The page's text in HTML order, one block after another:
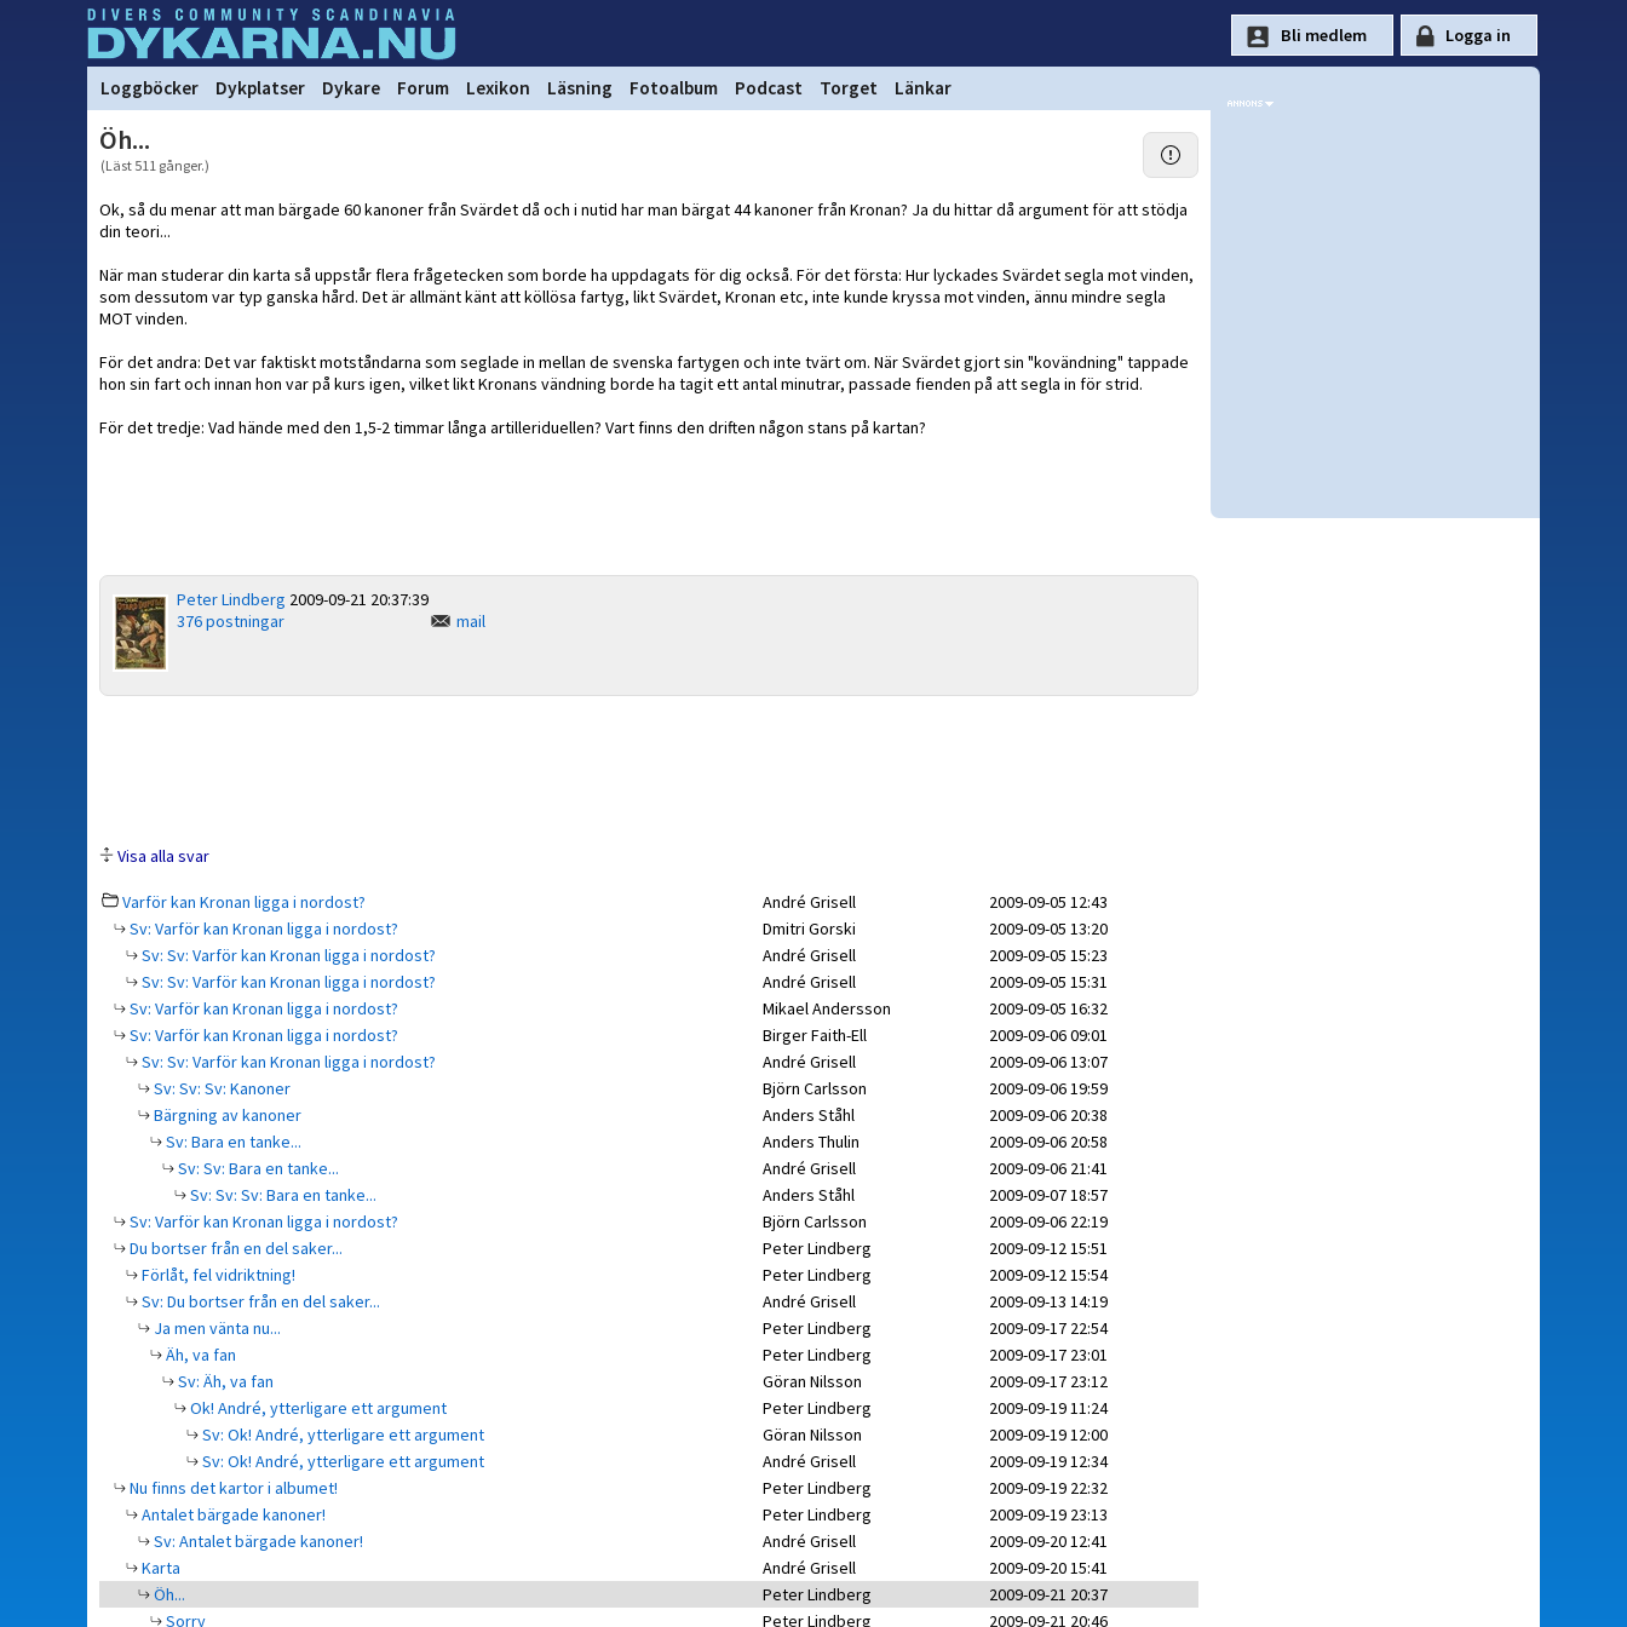
Loggböcker Dykplatser Dykare Forum Lexikon Läsning Fotoalbum Podcast Torget Länkar
Öh...
(Läst 511 gånger.)
Ok, så du menar att man bärgade 60 kanoner från Svärdet då och i nutid har man bärgat 44 kanoner från Kronan? Ja du hittar då argument för att stödja
din teori...
När man studerar din karta så uppstår flera frågetecken som borde ha uppdagats för dig också. För det första: Hur lyckades Svärdet segla mot vinden,
som dessutom var typ ganska hård. Det är allmänt känt att köllösa fartyg, likt Svärdet, Kronan etc, inte kunde kryssa mot vinden, ännu mindre segla
MOT vinden.
För det andra: Det var faktiskt motståndarna som seglade in mellan de svenska fartygen och inte tvärt om. När Svärdet gjort sin "kovändning" tappade
hon sin fart och innan hon var på kurs igen, vilket likt Kronans vändning borde ha tagit ett antal minutrar, passade fienden på att segla in för strid.
För det tredje: Vad hände med den 1,5-2 timmar långa artilleriduellen? Vart finns den driften någon stans på kartan?
Peter Lindberg 2009-09-21 20:37:39
376 postningar
mail
Visa alla svar
Varför kan Kronan ligga i nordost? André Grisell
2009-09-05 12:43
Sv: Varför kan Kronan ligga i nordost?
Dmitri Gorski
2009-09-05 13:20
Sv: Sv: Varför kan Kronan ligga i nordost?
André Grisell
2009-09-05 15:23
Sv: Sv: Varför kan Kronan ligga i nordost?
André Grisell
2009-09-05 15:31
Sv: Varför kan Kronan ligga i nordost?
Mikael Andersson
2009-09-05 16:32
Sv: Varför kan Kronan ligga i nordost?
Birger Faith-Ell
2009-09-06 09:01
Sv: Sv: Varför kan Kronan ligga i nordost?
André Grisell
2009-09-06 13:07
Sv: Sv: Sv: Kanoner
Björn Carlsson
2009-09-06 19:59
Bärgning av kanoner
Anders Ståhl
2009-09-06 20:38
Sv: Bara en tanke...
Anders Thulin
2009-09-06 20:58
Sv: Sv: Bara en tanke...
André Grisell
2009-09-06 21:41
Sv: Sv: Sv: Bara en tanke...
Anders Ståhl
2009-09-07 18:57
Sv: Varför kan Kronan ligga i nordost?
Björn Carlsson
2009-09-06 22:19
Du bortser från en del saker...
Peter Lindberg
2009-09-12 15:51
Förlåt, fel vidriktning!
Peter Lindberg
2009-09-12 15:54
Sv: Du bortser från en del saker...
André Grisell
2009-09-13 14:19
Ja men vänta nu...
Peter Lindberg
2009-09-17 22:54
Äh, va fan
Peter Lindberg
2009-09-17 23:01
Sv: Äh, va fan
Göran Nilsson
2009-09-17 23:12
Ok! André, ytterligare ett argument
Peter Lindberg
2009-09-19 11:24
Sv: Ok! André, ytterligare ett argument
Göran Nilsson
2009-09-19 12:00
Sv: Ok! André, ytterligare ett argument
André Grisell
2009-09-19 12:34
Nu finns det kartor i albumet!
Peter Lindberg
2009-09-19 22:32
Antalet bärgade kanoner!
Peter Lindberg
2009-09-19 23:13
Sv: Antalet bärgade kanoner!
André Grisell
2009-09-20 12:41
Karta
André Grisell
2009-09-20 15:41
Öh...
Peter Lindberg
2009-09-21 20:37
Sorry
Peter Lindberg
2009-09-21 20:46